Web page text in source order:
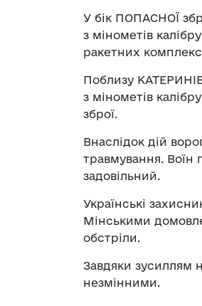
У бік ПОПАСНОЇ
з мінометів
ракетних
Поблизу
з мінометів
зброї.
Внаслідок дій
травмування. Воїн
задовільний.
Українські
Мінськими
обстріли.
Завдяки зусиллям
незмінними.